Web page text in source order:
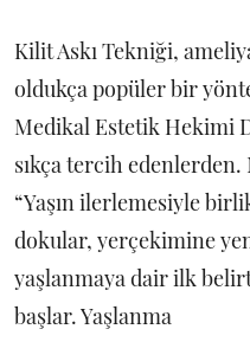
Kilit Askı Tekniği,
oldukça popüler bir
Medikal Estetik Hekimi
sıkça tercih
“Yaşın ilerlemesiyle
dokular, yerçekimine
yaşlanmaya dair ilk
başlar. Yaşlanma